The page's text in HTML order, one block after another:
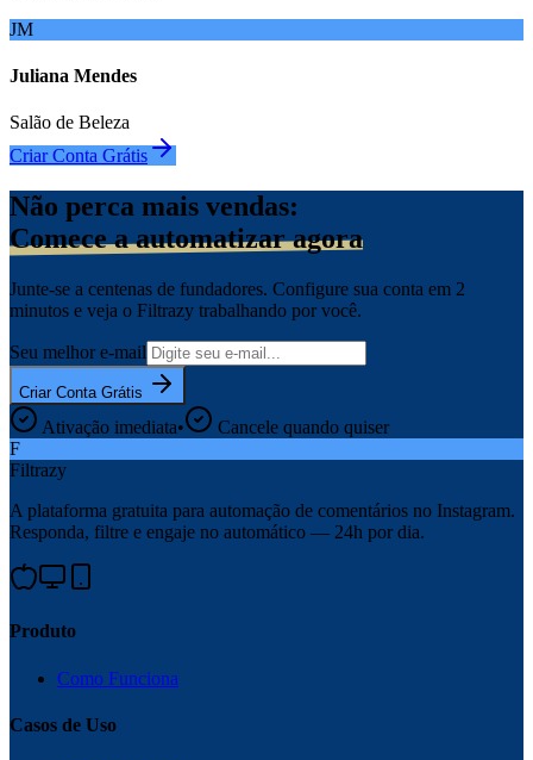
JM
Juliana Mendes
Salão de Beleza
Criar Conta Grátis
Não perca mais vendas:
Comece a automatizar agora
Junte-se a centenas de fundadores. Configure sua conta em 2
minutos e veja o Filtrazy trabalhando por você.
Seu melhor e-mail
Criar Conta Grátis
Ativação imediata•
Cancele quando quiser
F
Filtrazy
A plataforma gratuita para automação de comentários no Instagram.
Responda, filtre e engaje no automático — 24h por dia.
Produto
Como Funciona
Casos de Uso